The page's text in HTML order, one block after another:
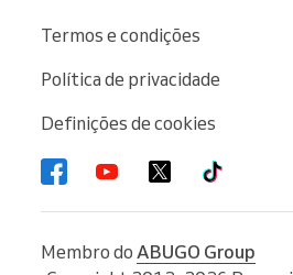
Termos e condições
Política de privacidade
Definições de cookies
Membro do ABUGO Group